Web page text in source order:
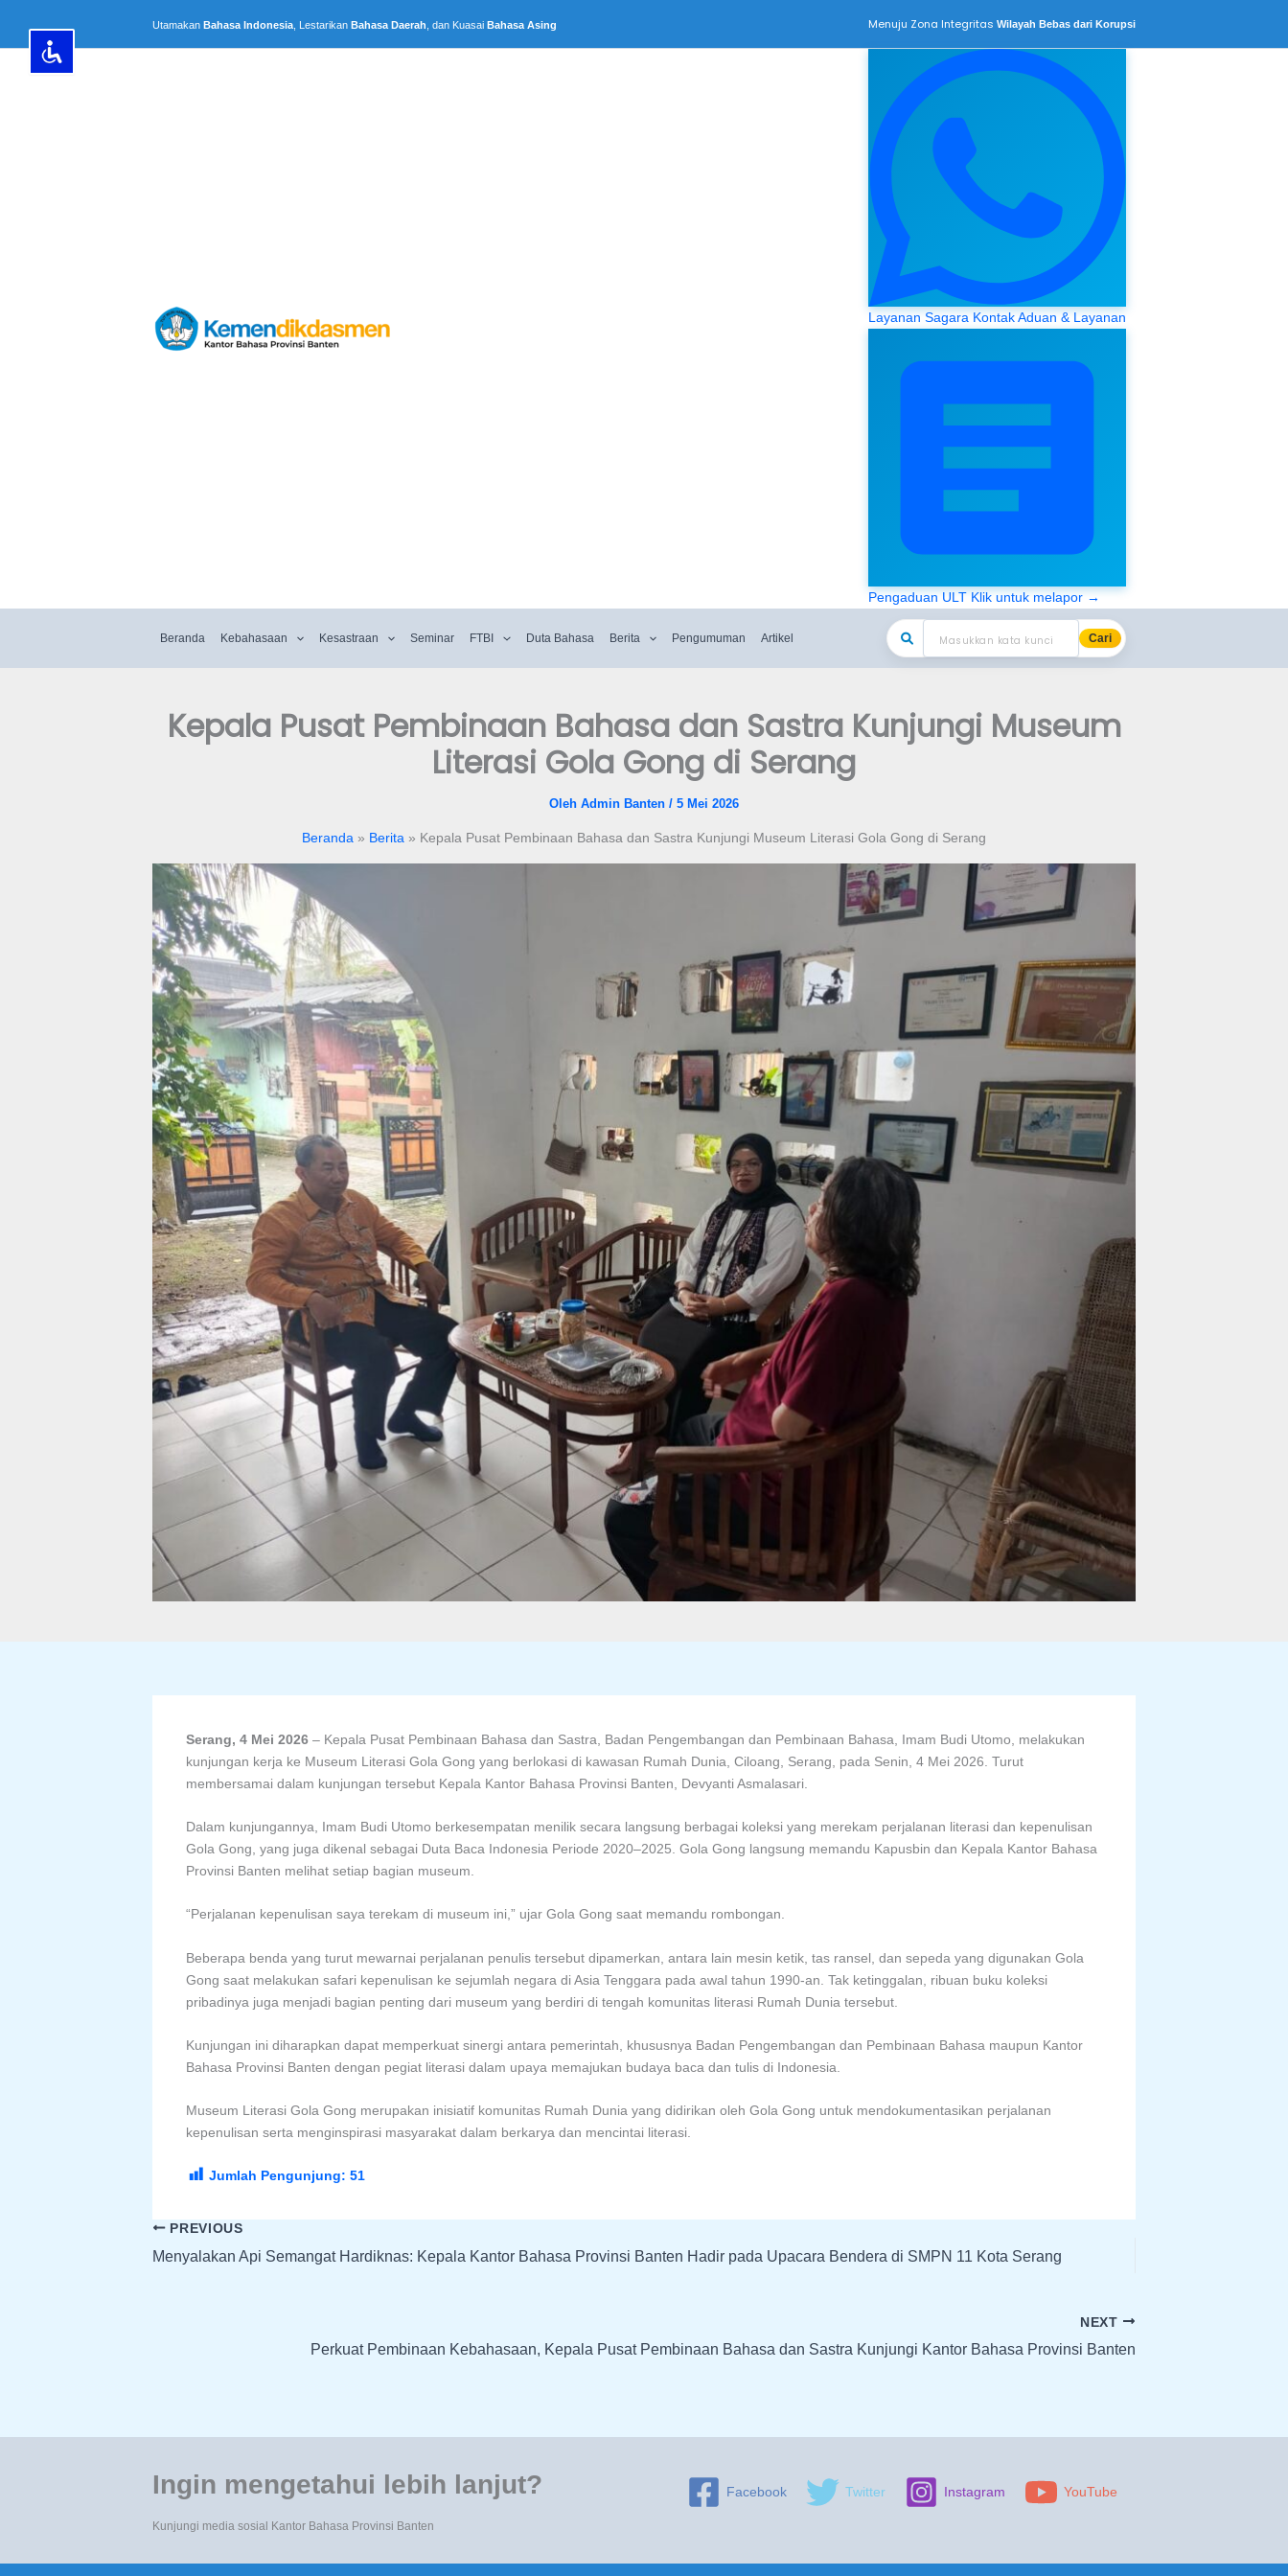
konten
Utamakan Bahasa Indonesia , Lestarikan Bahasa Daerah , dan Kuasai Bahasa Asing Menuju Zona Integritas Wilayah Bebas dari Korupsi
Layanan Sagara Kontak Aduan & Layanan
Pengaduan ULT Klik untuk melapor →
Beranda Kebahasaan Kesastraan Seminar FTBI Duta Bahasa Berita Pengumuman Artikel Cari
Kepala Pusat Pembinaan Bahasa dan Sastra Kunjungi Museum
Literasi Gola Gong di Serang
Oleh Admin Banten / 5 Mei 2026
Beranda Berita Kepala Pusat Pembinaan Bahasa dan Sastra Kunjungi Museum Literasi Gola Gong di Serang
Serang, 4 Mei 2026 – Kepala Pusat Pembinaan Bahasa dan Sastra, Badan Pengembangan dan Pembinaan Bahasa, Imam Budi Utomo, melakukan
kunjungan kerja ke Museum Literasi Gola Gong yang berlokasi di kawasan Rumah Dunia, Ciloang, Serang, pada Senin, 4 Mei 2026. Turut
membersamai dalam kunjungan tersebut Kepala Kantor Bahasa Provinsi Banten, Devyanti Asmalasari.
Dalam kunjungannya, Imam Budi Utomo berkesempatan menilik secara langsung berbagai koleksi yang merekam perjalanan literasi dan kepenulisan
Gola Gong, yang juga dikenal sebagai Duta Baca Indonesia Periode 2020–2025. Gola Gong langsung memandu Kapusbin dan Kepala Kantor Bahasa
Provinsi Banten melihat setiap bagian museum.
“Perjalanan kepenulisan saya terekam di museum ini,” ujar Gola Gong saat memandu rombongan.
Beberapa benda yang turut mewarnai perjalanan penulis tersebut dipamerkan, antara lain mesin ketik, tas ransel, dan sepeda yang digunakan Gola
Gong saat melakukan safari kepenulisan ke sejumlah negara di Asia Tenggara pada awal tahun 1990-an. Tak ketinggalan, ribuan buku koleksi
pribadinya juga menjadi bagian penting dari museum yang berdiri di tengah komunitas literasi Rumah Dunia tersebut.
Kunjungan ini diharapkan dapat memperkuat sinergi antara pemerintah, khususnya Badan Pengembangan dan Pembinaan Bahasa maupun Kantor
Bahasa Provinsi Banten dengan pegiat literasi dalam upaya memajukan budaya baca dan tulis di Indonesia.
Museum Literasi Gola Gong merupakan inisiatif komunitas Rumah Dunia yang didirikan oleh Gola Gong untuk mendokumentasikan perjalanan
kepenulisan serta menginspirasi masyarakat dalam berkarya dan mencintai literasi.
Jumlah Pengunjung: 51
PREVIOUS
Menyalakan Api Semangat Hardiknas: Kepala Kantor Bahasa Provinsi Banten Hadir pada Upacara Bendera di SMPN 11 Kota Serang
NEXT
Perkuat Pembinaan Kebahasaan, Kepala Pusat Pembinaan Bahasa dan Sastra Kunjungi Kantor Bahasa Provinsi Banten
Ingin mengetahui lebih lanjut?
Kunjungi media sosial Kantor Bahasa Provinsi Banten
Facebook Twitter Instagram YouTube